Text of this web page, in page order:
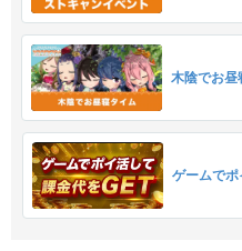
木陰でお昼
ゲームでポ